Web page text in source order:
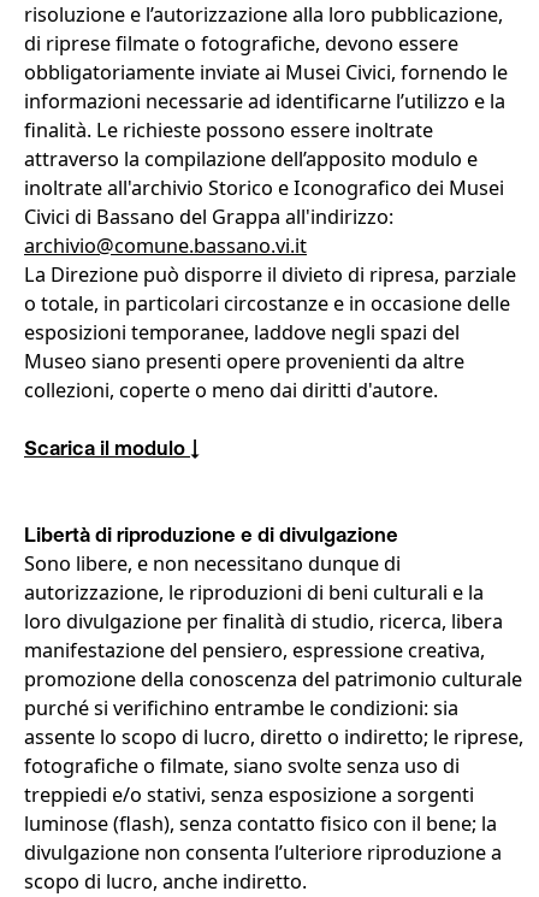
risoluzione e l’autorizzazione alla loro pubblicazione,
di riprese filmate o fotografiche, devono essere
obbligatoriamente inviate ai Musei Civici, fornendo le
informazioni necessarie ad identificarne l’utilizzo e la
finalità. Le richieste possono essere inoltrate
attraverso la compilazione dell’apposito modulo e
inoltrate all'archivio Storico e Iconografico dei Musei
Civici di Bassano del Grappa all'indirizzo:
archivio@comune.bassano.vi.it
La Direzione può disporre il divieto di ripresa, parziale
o totale, in particolari circostanze e in occasione delle
esposizioni temporanee, laddove negli spazi del
Museo siano presenti opere provenienti da altre
collezioni, coperte o meno dai diritti d'autore.
Scarica il modulo ↓
Libertà di riproduzione e di divulgazione
Sono libere, e non necessitano dunque di
autorizzazione, le riproduzioni di beni culturali e la
loro divulgazione per finalità di studio, ricerca, libera
manifestazione del pensiero, espressione creativa,
promozione della conoscenza del patrimonio culturale
purché si verifichino entrambe le condizioni: sia
assente lo scopo di lucro, diretto o indiretto; le riprese,
fotografiche o filmate, siano svolte senza uso di
treppiedi e/o stativi, senza esposizione a sorgenti
luminose (flash), senza contatto fisico con il bene; la
divulgazione non consenta l’ulteriore riproduzione a
scopo di lucro, anche indiretto.